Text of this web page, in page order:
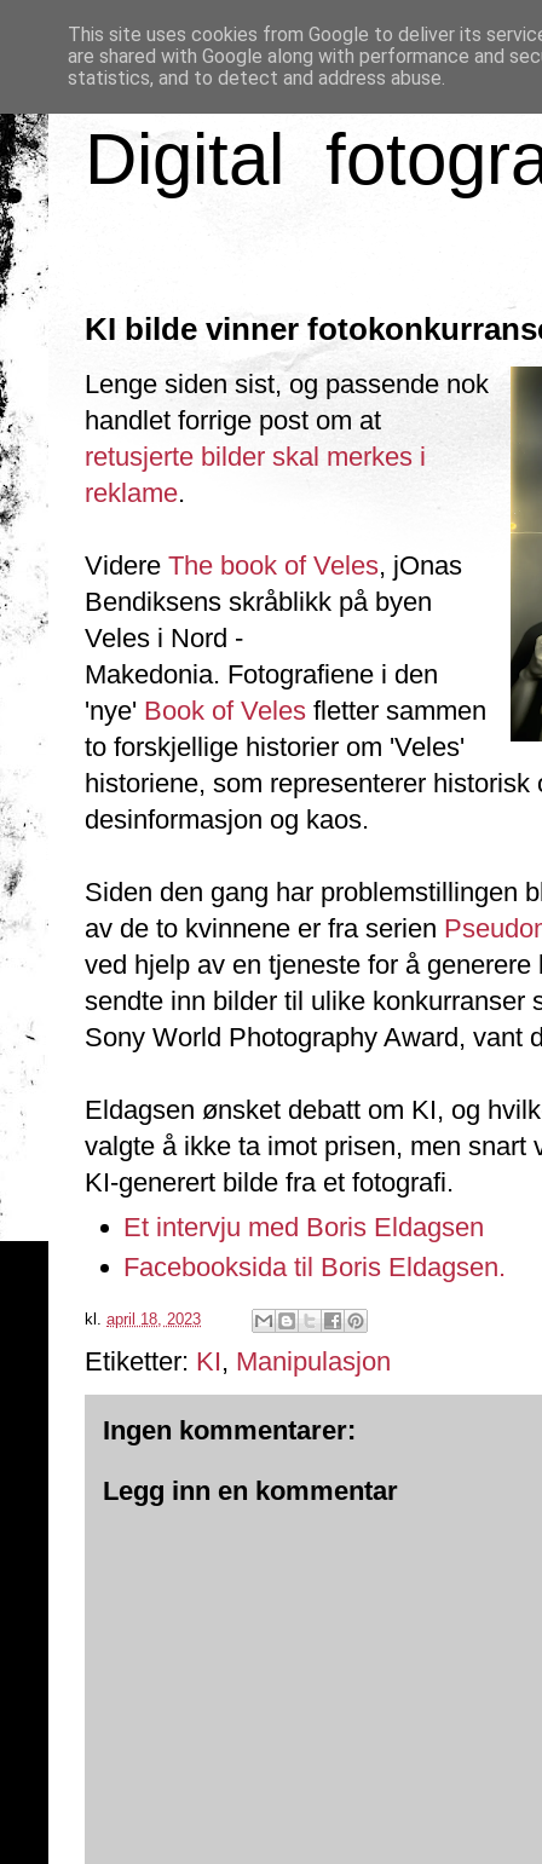
Digital
KI bilde vinner
Lenge siden sist, og passende nok
handlet forrige post om at
retusjerte bilder skal merkes i
reklame.
Videre The book of Veles, jOnas
Bendiksens skråblikk på byen
Veles i Nord -
Makedonia. Fotografiene i den
'nye' Book of Veles fletter sammen
to forskjellige historier om 'Veles'
historiene, som representerer
desinformasjon og kaos.
Siden den gang har problemstillingen
av de to kvinnene er fra serien
ved hjelp av en tjeneste for å
sendte inn bilder til ulike konkurranser
Sony World Photography Award, vant
Eldagsen ønsket debatt om KI, og
valgte å ikke ta imot prisen, men
KI-generert bilde fra et fotografi.
Et intervju med Boris Eldagsen
Facebooksida til Boris Eldagsen.
kl. april 18, 2023
Etiketter: KI, Manipulasjon
Ingen kommentarer:
Legg inn en kommentar
This site uses cookies from Google to deliver its
are shared with Google along with performance and
statistics, and to detect and address abuse.